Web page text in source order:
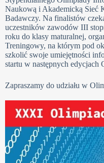
Naukową i Akademicką Sieć
Badawczy. Na finalistów
uczestników zawodów III
roku do klasy maturalnej,
Treningowy, na którym pod
szkolić swoje umiejętności
startu w następnych edycjach
Zapraszamy do udziału w